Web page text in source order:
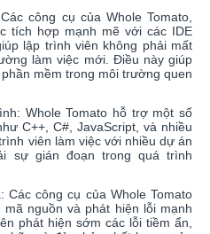
công cụ của Whole Tomato,
tích hợp mạnh mẽ với các IDE
lập trình viên không phải mất
làm việc mới. Điều này giúp
mềm trong môi trường quen
Whole Tomato hỗ trợ một số
C++, C#, JavaScript, và nhiều
viên làm việc với nhiều dự án
sự gián đoạn trong quá trình
Các công cụ của Whole Tomato
nguồn và phát hiện lỗi mạnh
phát hiện sớm các lỗi tiềm ẩn,